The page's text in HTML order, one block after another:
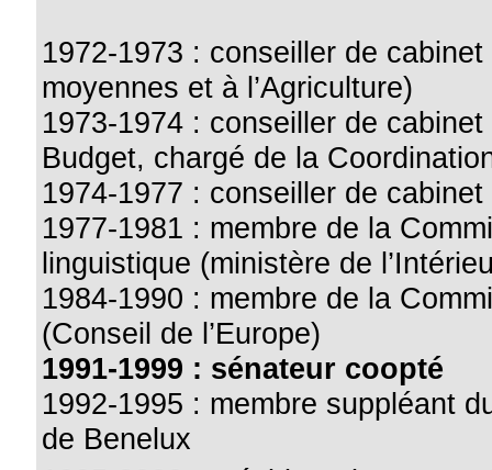
1972-1973 : conseiller de
moyennes et à l’Agriculture)
1973-1974 : conseiller de
Budget, chargé de la
1974-1977 : conseiller de
1977-1981 : membre de la
linguistique (ministère de
1984-1990 : membre de la
(Conseil de l’Europe)
1991-1999 : sénateur coopté
1992-1995 : membre suppléant
de Benelux